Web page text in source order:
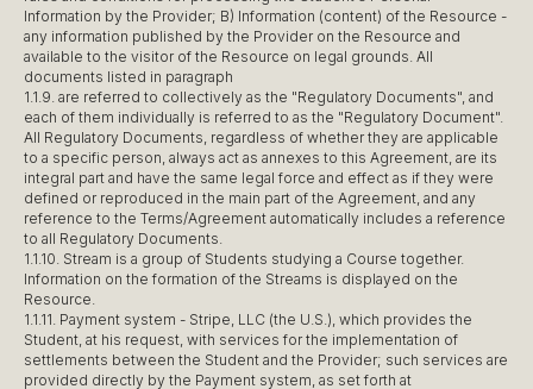
Information by the Provider; B) Information (content) of the Resource -
any information published by the Provider on the Resource and
available to the visitor of the Resource on legal grounds. All
documents listed in paragraph
1.1.9. are referred to collectively as the "Regulatory Documents", and
each of them individually is referred to as the "Regulatory Document".
All Regulatory Documents, regardless of whether they are applicable
to a specific person, always act as annexes to this Agreement, are its
integral part and have the same legal force and effect as if they were
defined or reproduced in the main part of the Agreement, and any
reference to the Terms/Agreement automatically includes a reference
to all Regulatory Documents.
1.1.10. Stream is a group of Students studying a Course together.
Information on the formation of the Streams is displayed on the
Resource.
1.1.11. Payment system - Stripe, LLC (the U.S.), which provides the
Student, at his request, with services for the implementation of
settlements between the Student and the Provider; such services are
provided directly by the Payment system, as set forth at